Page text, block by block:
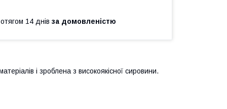
14 днів за домовленістю
і зроблена з високоякісної сировини.